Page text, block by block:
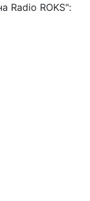
Radio ROKS":